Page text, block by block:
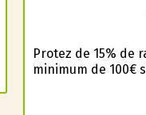
Profitez de 15%
minimum de 100€